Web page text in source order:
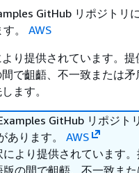
GitHub リポジトリ
。 AWS
り提供されています。提
で齟齬、不一致または矛
ます。
GitHub リポジト
あります。 AWS
より提供されています
の間で齟齬、不一致ま